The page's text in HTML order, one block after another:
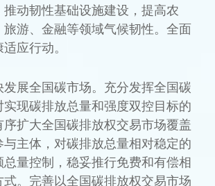
动韧性基础设施建设，提高农
游、金融等领域气候韧性。全面
应行动。
发展全国碳市场。充分发挥全国碳
现碳排放总量和强度双控目标的
扩大全国碳排放权交易市场覆盖
主体，对碳排放总量相对稳定的
量控制，稳妥推行免费和有偿相
。完善以全国碳排放权交易市场